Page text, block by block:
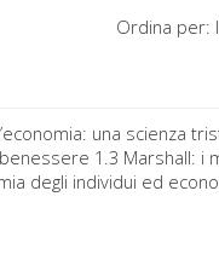
Ordina per:
una scienza
1.3 Marshall: i
degli individui ed